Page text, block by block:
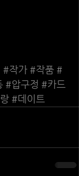
#작가 #작품 #
#압구정 #카드
#데이트